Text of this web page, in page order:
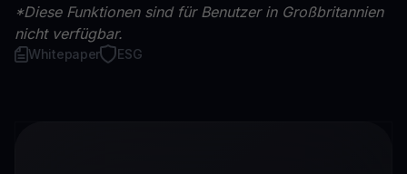
*Diese Funktionen sind für Benutzer in Großbritannien
nicht verfügbar.
Whitepaper ESG